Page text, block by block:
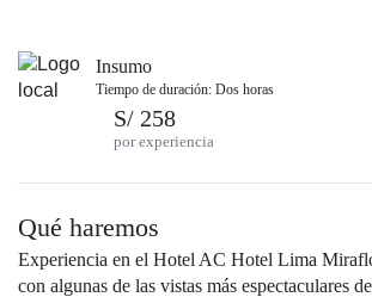
Insumo
Tiempo de duración: Dos horas
S/ 258
por experiencia
Qué haremos
Experiencia en el Hotel AC Hotel Lima
con algunas de las vistas más espectaculares